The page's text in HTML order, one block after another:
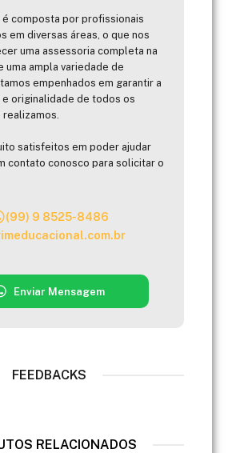
é composta por profissionais
em diversas áreas, o que nos
uma assessoria completa na
uma ampla variedade de
empenhados em garantir a
originalidade de todos os
satisfeitos em poder ajudar
contato conosco para solicitar o
(99) 9 8525-8486
Enviar Mensagem
FEEDBACKS
RELACIONADOS